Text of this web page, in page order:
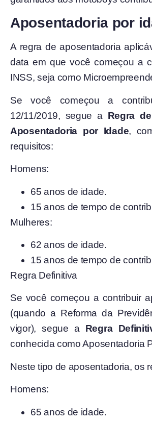
Aposentadoria por
A regra de aposentadoria
data em que você começou a
INSS, seja como
Se você começou a
12/11/2019, segue a Regra
Aposentadoria por Idade,
requisitos:
Homens:
65 anos de idade.
15 anos de tempo de
Mulheres:
62 anos de idade.
15 anos de tempo de
Regra Definitiva
Se você começou a contribuir
(quando a Reforma da
vigor), segue a Regra
conhecida como Aposentadoria
Neste tipo de aposentadoria, os
Homens:
65 anos de idade.